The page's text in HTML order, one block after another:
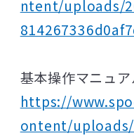
ntent/uploads/
基本操作マニュ
https://
ontent/